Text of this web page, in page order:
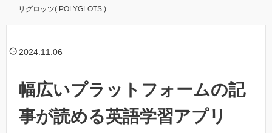
リグロッツ( POLYGLOTS )
2024.11.06
幅広いプラットフォームの記
事が読める英語学習アプリ